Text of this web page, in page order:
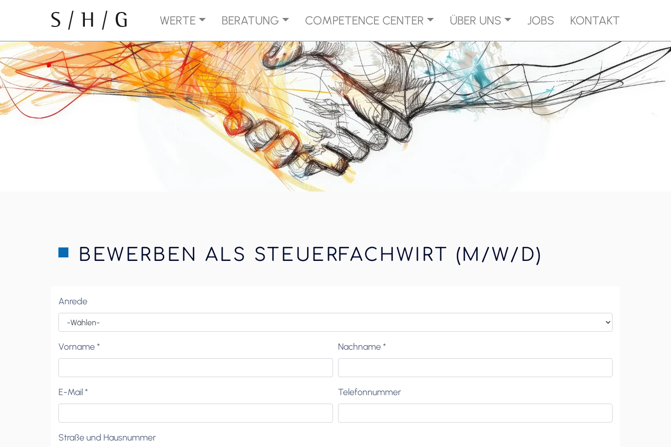
WERTE BERATUNG COMPETENCE CENTER ÜBER UNS JOBS KONTAKT
BEWERBEN ALS STEUERFACHWIRT (M/W/D)
Anrede
Vorname * Nachname *
E-Mail * Telefonnummer
Straße und Hausnummer